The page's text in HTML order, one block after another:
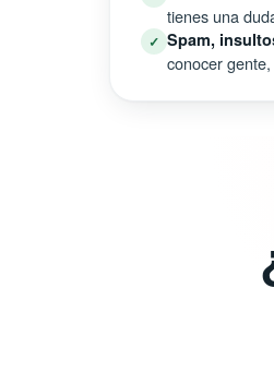
tienes una
✓ Spam,
conocer